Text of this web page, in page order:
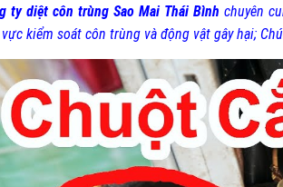
ty diệt côn trùng Sao Mai Thái Bình chuyên
kiểm soát côn trùng và động vật gây hại;